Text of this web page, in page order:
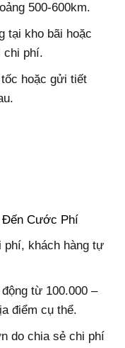
500-600km.
tại kho bãi hoặc
chi phí.
hoặc gửi tiết
Đến Cước Phí
phí, khách hàng tự
từ 100.000 –
điểm cụ thể.
do chia sẻ chi phí